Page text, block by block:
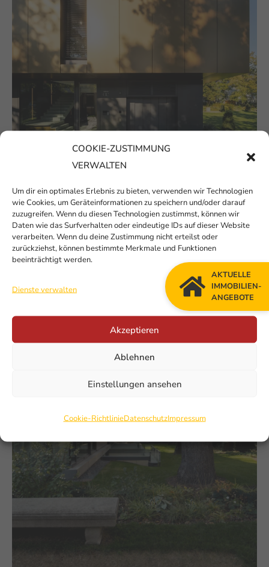
COOKIE-ZUSTIMMUNG
VERWALTEN
Um dir ein optimales Erlebnis zu bieten, verwenden wir Technologien
wie Cookies, um Geräteinformationen zu speichern und/oder darauf
zuzugreifen. Wenn du diesen Technologien zustimmst, können wir
Daten wie das Surfverhalten oder eindeutige IDs auf dieser Website
verarbeiten. Wenn du deine Zustimmung nicht erteilst oder
zurückziehst, können bestimmte Merkmale und Funktionen
beeinträchtigt werden.
Dienste verwalten
Akzeptieren
Ablehnen
Einstellungen ansehen
Cookie-RichtlinieDatenschutzImpressum
AKTUELLE
IMMOBILIEN-
ANGEBOTE